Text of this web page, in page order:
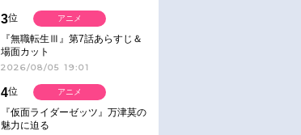
3位
『無職転生Ⅲ』第7話あらすじ＆
場面カット
2026/08/05 19:01
アニメ
4位
『仮面ライダーゼッツ』万津莫の
魅力に迫る
アニメ